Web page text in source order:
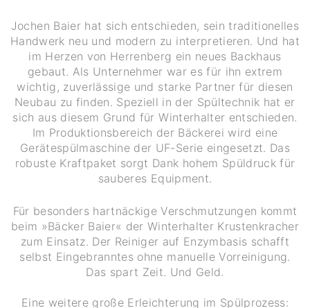
Jochen Baier hat sich entschieden, sein traditionelles
Handwerk neu und modern zu interpretieren. Und hat
im Herzen von Herrenberg ein neues Backhaus
gebaut. Als Unternehmer war es für ihn extrem
wichtig, zuverlässige und starke Partner für diesen
Neubau zu finden. Speziell in der Spültechnik hat er
sich aus diesem Grund für Winterhalter entschieden.
Im Produktionsbereich der Bäckerei wird eine
Gerätespülmaschine der UF-Serie eingesetzt. Das
robuste Kraftpaket sorgt Dank hohem Spüldruck für
sauberes Equipment.
Für besonders hartnäckige Verschmutzungen kommt
beim »Bäcker Baier« der Winterhalter Krustenkracher
zum Einsatz. Der Reiniger auf Enzymbasis schafft
selbst Eingebranntes ohne manuelle Vorreinigung.
Das spart Zeit. Und Geld.
Eine weitere große Erleichterung im Spülprozess: